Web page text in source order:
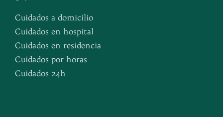
Cuidados a domicilio
Cuidados en hospital
Cuidados en residencia
Cuidados por horas
Cuidados 24h